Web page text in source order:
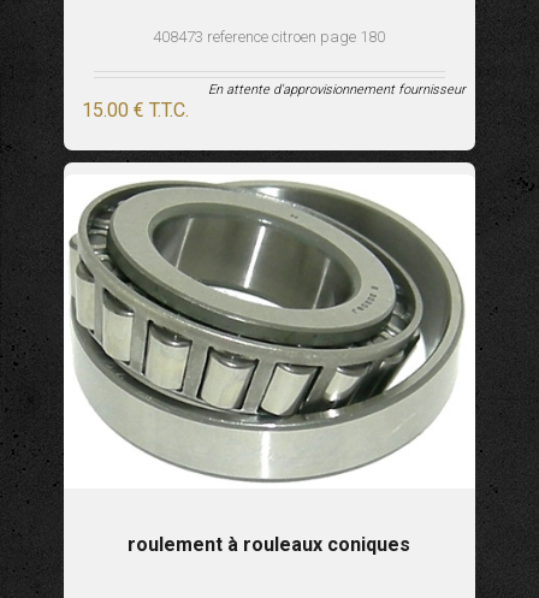
408473 reference citroen page 180
15.00 € T.T.C.
En attente d'approvisionnement fournisseur
roulement à rouleaux coniques